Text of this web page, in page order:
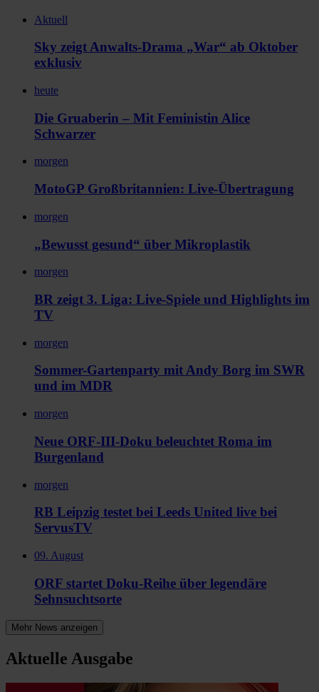
Aktuell
Sky zeigt Anwalts-Drama „War“ ab Oktober
exklusiv
heute
Die Gruaberin – Mit Feministin Alice
Schwarzer
morgen
MotoGP Großbritannien: Live-Übertragung
morgen
„Bewusst gesund“ über Mikroplastik
morgen
BR zeigt 3. Liga: Live-Spiele und Highlights im
TV
morgen
Sommer-Gartenparty mit Andy Borg im SWR
und im MDR
morgen
Neue ORF-III-Doku beleuchtet Roma im
Burgenland
morgen
RB Leipzig testet bei Leeds United live bei
ServusTV
09. August
ORF startet Doku-Reihe über legendäre
Sehnsuchtsorte
Mehr News anzeigen
Aktuelle Ausgabe